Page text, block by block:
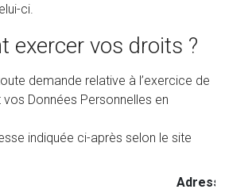
ci.
exercer vos droits ?
demande relative à l’exercice de
Données Personnelles en
indiquée ci-après selon le site